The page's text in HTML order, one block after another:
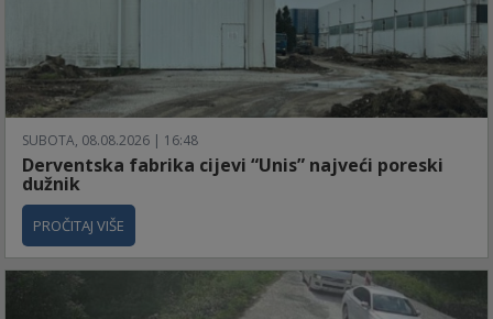
SUBOTA, 08.08.2026 | 16:48
Derventska fabrika cijevi “Unis” najveći poreski
dužnik
PROČITAJ VIŠE